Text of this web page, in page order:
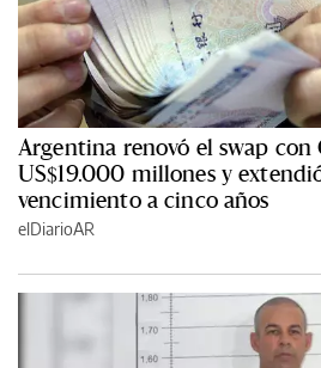
Argentina renovó el swap con
US$19.000 millones y
vencimiento a cinco años
elDiarioAR